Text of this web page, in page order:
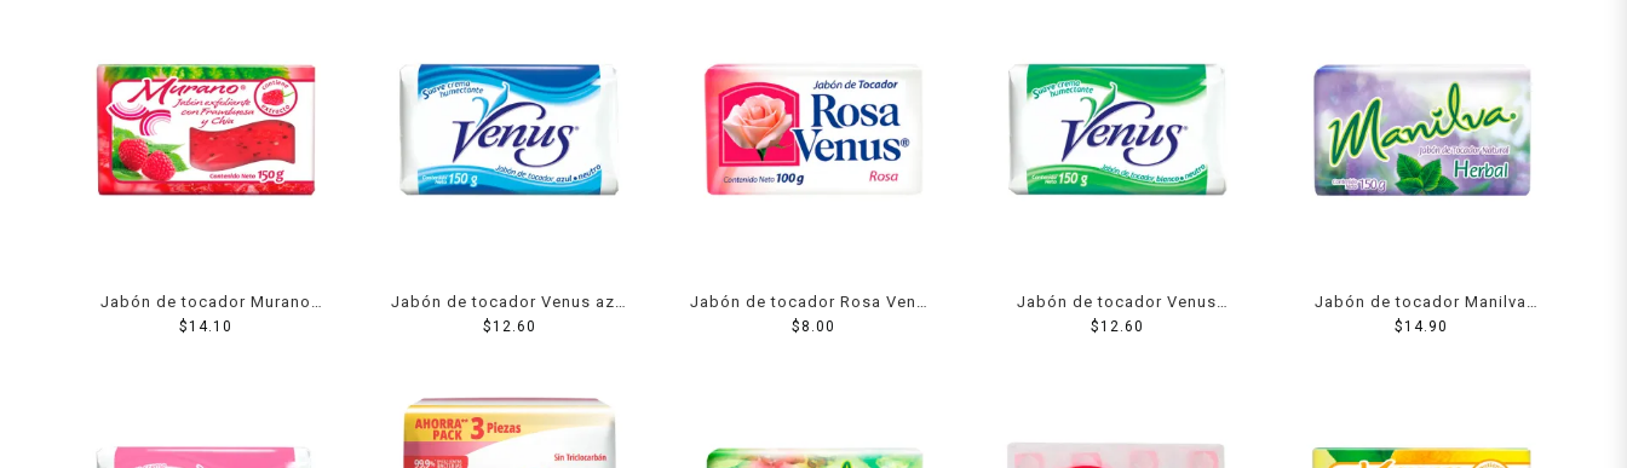
Jabón de tocador Murano
frambueso y chía 150 g
$14.10
Jabón de tocador Venus azul
150 g
$12.60
Jabón de tocador Rosa Venus
rosa 100 g
$ 8.00
Jabón de tocador Venus
blanco 150 g
$12.60
Jabón de tocador Manilva
herbal 150 g
$14.90